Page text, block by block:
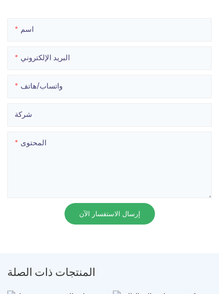
اسم
البريد الإلكتروني
واتساب/هاتف
شركة
المحتوى
إرسال الاستفسار الآن
المنتجات ذات الصلة